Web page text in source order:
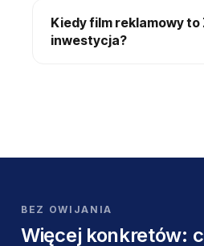
Kiedy film reklamowy to
inwestycja?
BEZ OWIJANIA
Więcej konkretów: